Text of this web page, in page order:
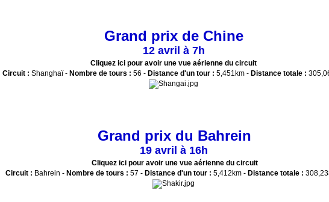
Grand prix de Chine
12 avril à 7h
Cliquez ici pour avoir une vue aérienne du circuit
Circuit : Shanghaï - Nombre de tours : 56 - Distance d'un tour : 5,451km - Distance totale :
Grand prix du Bahrein
19 avril à 16h
Cliquez ici pour avoir une vue aérienne du circuit
Circuit : Bahrein - Nombre de tours : 57 - Distance d'un tour : 5,412km - Distance totale :